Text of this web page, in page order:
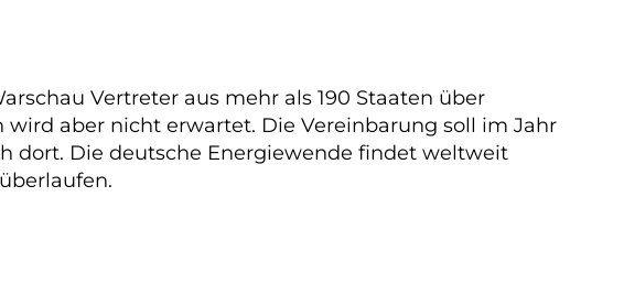
Vertreter aus mehr als 190 Staaten über
aber nicht erwartet. Die Vereinbarung soll im Jahr
dort. Die deutsche Energiewende findet weltweit